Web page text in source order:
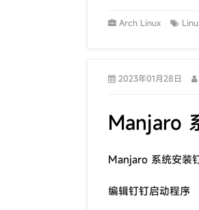
Arch Linux
2023年01月28日
Manjaro
Manjaro 系统安装
编辑钉钉启动程序